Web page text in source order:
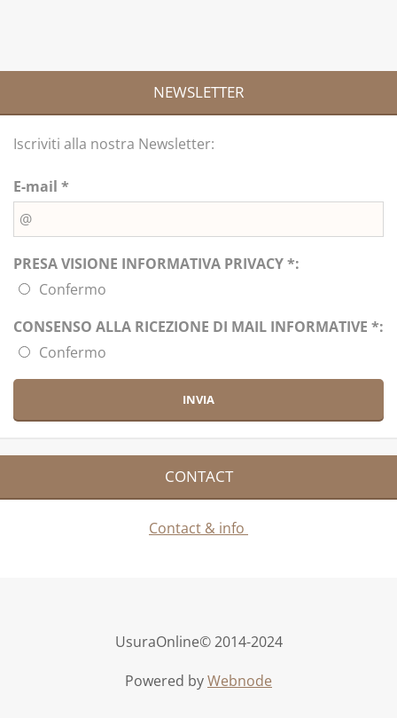
NEWSLETTER
Iscriviti alla nostra Newsletter:
E-mail *
PRESA VISIONE INFORMATIVA PRIVACY *:
Confermo
CONSENSO ALLA RICEZIONE DI MAIL INFORMATIVE *:
Confermo
CONTACT
Contact & info
UsuraOnline© 2014-2024
Powered byWebnode